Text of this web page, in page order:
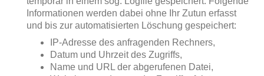
Informationen werden dabei ohne Ihr Zutun erfasst
und bis zur automatisierten Löschung gespeichert:
IP-Adresse des anfragenden Rechners,
Datum und Uhrzeit des Zugriffs,
Name und URL der abgerufenen Datei,